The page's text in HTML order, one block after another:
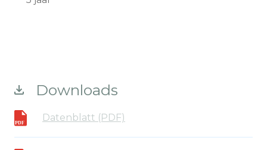
Downloads
Datenblatt (PDF)